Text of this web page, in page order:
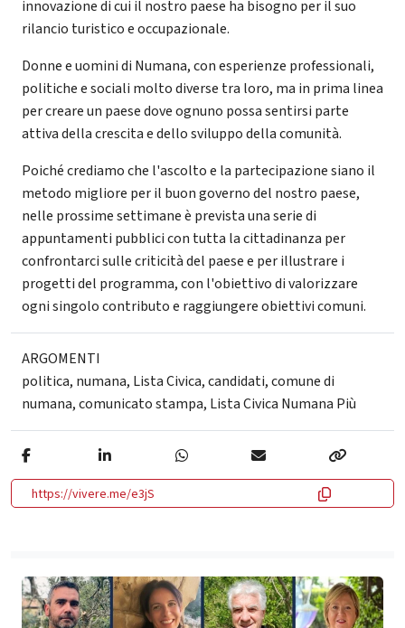
innovazione di cui il nostro paese ha bisogno per il suo
rilancio turistico e occupazionale.
Donne e uomini di Numana, con esperienze professionali,
politiche e sociali molto diverse tra loro, ma in prima linea
per creare un paese dove ognuno possa sentirsi parte
attiva della crescita e dello sviluppo della comunità.
Poiché crediamo che l'ascolto e la partecipazione siano il
metodo migliore per il buon governo del nostro paese,
nelle prossime settimane è prevista una serie di
appuntamenti pubblici con tutta la cittadinanza per
confrontarci sulle criticità del paese e per illustrare i
progetti del programma, con l'obiettivo di valorizzare
ogni singolo contributo e raggiungere obiettivi comuni.
ARGOMENTI
politica, numana, Lista Civica,candidati,comune di
numana,comunicato stampa, Lista Civica Numana Più
https://vivere.me/e3jS